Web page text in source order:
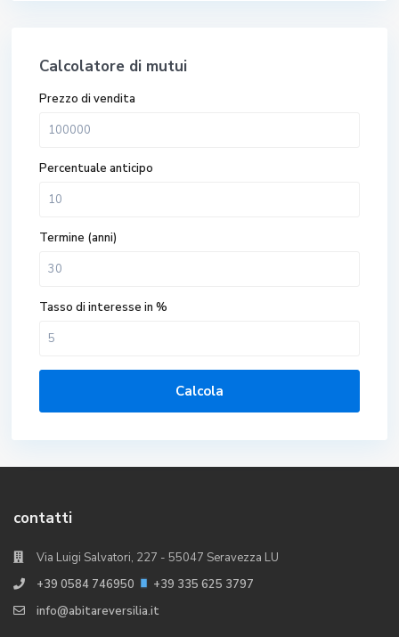
Calcolatore di mutui
Prezzo di vendita
Percentuale anticipo
Termine (anni)
Tasso di interesse in %
Calcola
contatti
Via Luigi Salvatori, 227 - 55047 Seravezza LU
+39 0584 746950
+39 335 625 3797
info@abitareversilia.it